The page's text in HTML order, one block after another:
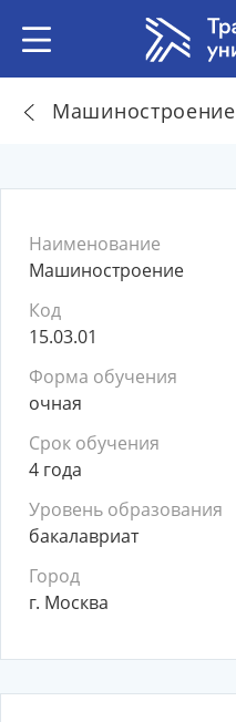
Машиностроение
Наименование
Машиностроение
Код
15.03.01
Форма обучения
очная
Срок обучения
4 года
Уровень образования
бакалавриат
Город
г. Москва